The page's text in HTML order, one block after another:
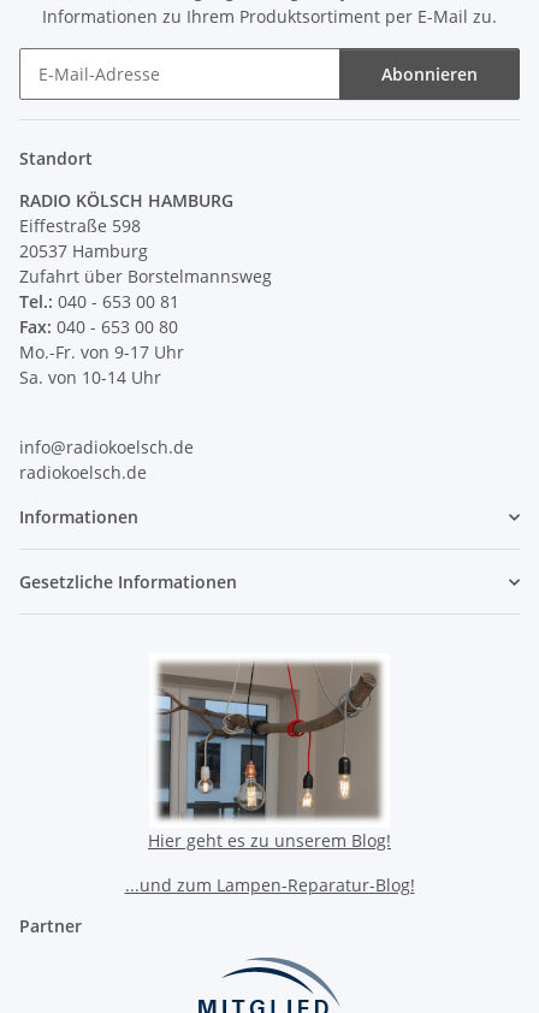
Informationen zu Ihrem Produktsortiment per E-Mail zu.
Abonnieren
Standort
RADIO KÖLSCH HAMBURG
Eiffestraße 598
20537 Hamburg
Zufahrt über Borstelmannsweg
Tel.: 040 - 653 00 81
Fax: 040 - 653 00 80
Mo.-Fr. von 9-17 Uhr
Sa. von 10-14 Uhr
info@radiokoelsch.de
radiokoelsch.de
Informationen
Gesetzliche Informationen
Hier geht es zu unserem Blog!
...und zum Lampen-Reparatur-Blog!
Partner